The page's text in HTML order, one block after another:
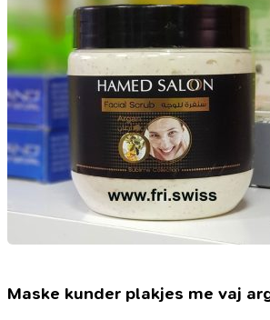
Maske kunder plakjes me vaj